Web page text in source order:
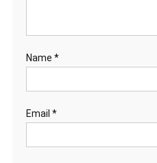
Name *
Email *